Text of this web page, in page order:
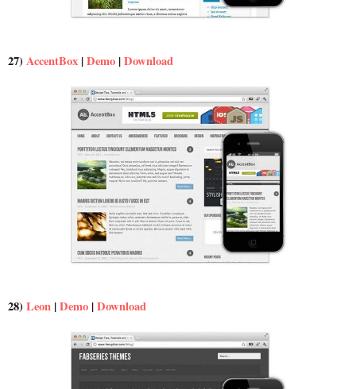
27)AccentBox |Demo |Download
28)Leon |Demo |Download